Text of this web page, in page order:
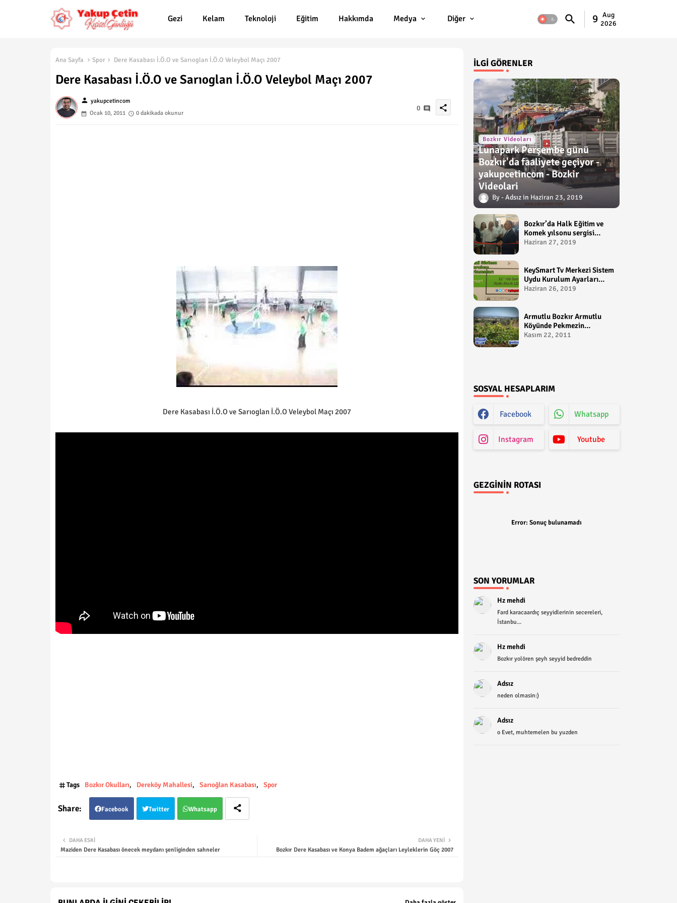
Gezi Kelam Teknoloji Eğitim Hakkımda Medya Diğer 9 Aug
2026
Ana Sayfa Spor Dere Kasabası İ.Ö.O ve Sarıoglan İ.Ö.O Veleybol Maçı 2007
Dere Kasabası İ.Ö.O ve Sarıoglan İ.Ö.O Veleybol Maçı 2007
person yakupcetincom
Ocak 10, 2011
0 dakikada okunur
0 share
Dere Kasabası İ.Ö.O ve Sarıoglan İ.Ö.O Veleybol Maçı 2007
Tags Bozkır Okulları Dereköy Mahallesi Sarıoğlan Kasabası Spor
Facebook Twitter Whatsapp
DAHA YENI
Bozkır Dere Kasabası ve Konya Badem ağaçları Leyleklerin Göç 2007
DAHA ESKI
Maziden Dere Kasabası önecek meydanı şenliginden sahneler
İLGI GÖRENLER
Bozkır Videoları
Lunapark Perşembe günü
Bozkır'da faaliyete geçiyor -
yakupcetincom - Bozkir
Videolari
Adsız Haziran 23, 2019
Bozkır’da Halk Eğitim ve
Komek yılsonu sergisi
gerçekleştirildi-
Haziran 27, 2019
KeySmart Tv Merkezi Sistem
Uydu Kurulum Ayarları
Video anlatım -
Haziran 26, 2019
Armutlu Bozkır Armutlu
Köyünde Pekmezin
Hikayesi:Gezen Bilir Kontv
Kasım 22, 2011
SOSYAL HESAPLARIM
Facebook Whatsapp
Instagram Youtube
GEZGININ ROTASI
Error: Sonuç bulunamadı
SON YORUMLAR
Hz mehdi
Fard karacaardıç seyyidlerinin secereleri,
İstanbu...
Hz mehdi
Bozkır yolören şeyh seyyid bedreddin
Adsız
neden olmasin:)
Adsız
o Evet, muhtemelen bu yuzden